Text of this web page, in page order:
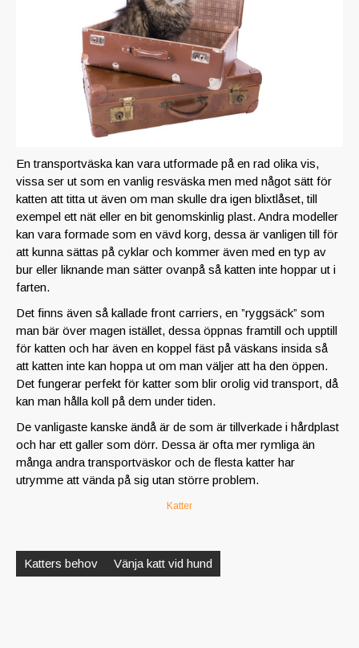
En transportväska kan vara utformade på en rad olika vis,
vissa ser ut som en vanlig resväska men med något sätt för
katten att titta ut även om man skulle dra igen blixtlåset, till
exempel ett nät eller en bit genomskinlig plast. Andra modeller
kan vara formade som en vävd korg, dessa är vanligen till för
att kunna sättas på cyklar och kommer även med en typ av
bur eller liknande man sätter ovanpå så katten inte hoppar ut i
farten.
Det finns även så kallade front carriers, en ”ryggsäck” som
man bär över magen istället, dessa öppnas framtill och upptill
för katten och har även en koppel fäst på väskans insida så
att katten inte kan hoppa ut om man väljer att ha den öppen.
Det fungerar perfekt för katter som blir orolig vid transport, då
kan man hålla koll på dem under tiden.
De vanligaste kanske ändå är de som är tillverkade i hårdplast
och har ett galler som dörr. Dessa är ofta mer rymliga än
många andra transportväskor och de flesta katter har
utrymme att vända på sig utan större problem.
Katter
Katters behov Vänja katt vid hund